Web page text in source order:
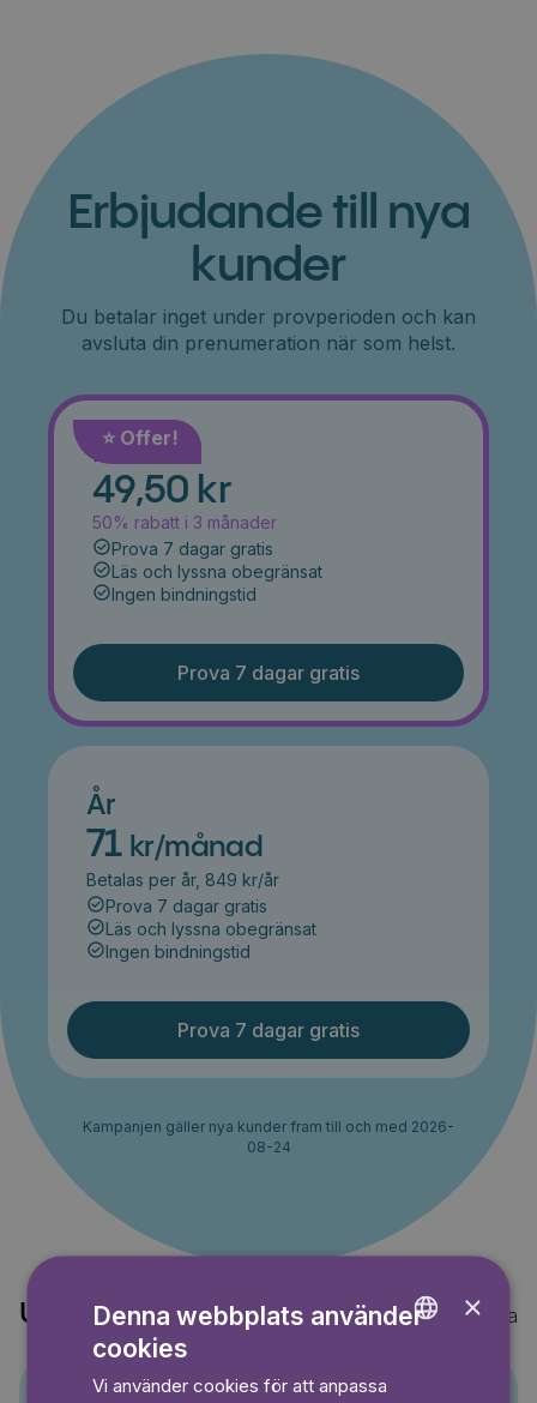
Erbjudande till nya
kunder
Du betalar inget under provperioden och kan
avsluta din prenumeration när som helst.
⭐️ Offer!
Månad
49,50 kr
50% rabatt i 3 månader
Prova 7 dagar gratis
Läs och lyssna obegränsat
Ingen bindningstid
Prova 7 dagar gratis
År
71 kr/månad
Betalas per år, 849 kr/år
Prova 7 dagar gratis
Läs och lyssna obegränsat
Ingen bindningstid
Prova 7 dagar gratis
Kampanjen gäller nya kunder fram till och med 2026-
08-24
Upptäck också Visa alla
×
Denna webbplats använder
cookies
Vi använder cookies för att anpassa